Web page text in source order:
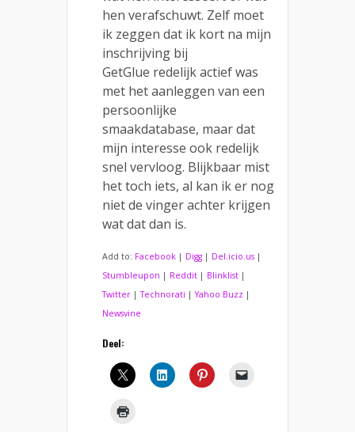
hen verafschuwt. Zelf moet
ik zeggen dat ik kort na mijn
inschrijving bij
GetGlue redelijk actief was
met het aanleggen van een
persoonlijke
smaakdatabase, maar dat
mijn interesse ook redelijk
snel vervloog. Blijkbaar mist
het toch iets, al kan ik er nog
niet de vinger achter krijgen
wat dat dan is.
Add to: Facebook | Digg | Del.icio.us |
Stumbleupon | Reddit | Blinklist |
Twitter |Technorati |Yahoo Buzz |
Newsvine
Deel: